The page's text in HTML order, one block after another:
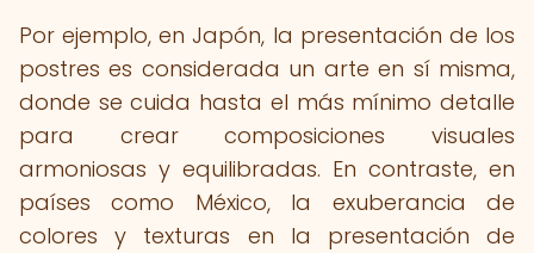
Por ejemplo, en Japón, la presentación de los
postres es considerada un arte en sí misma,
donde se cuida hasta el más mínimo detalle
para crear composiciones visuales
armoniosas y equilibradas. En contraste, en
países como México, la exuberancia de
colores y texturas en la presentación de